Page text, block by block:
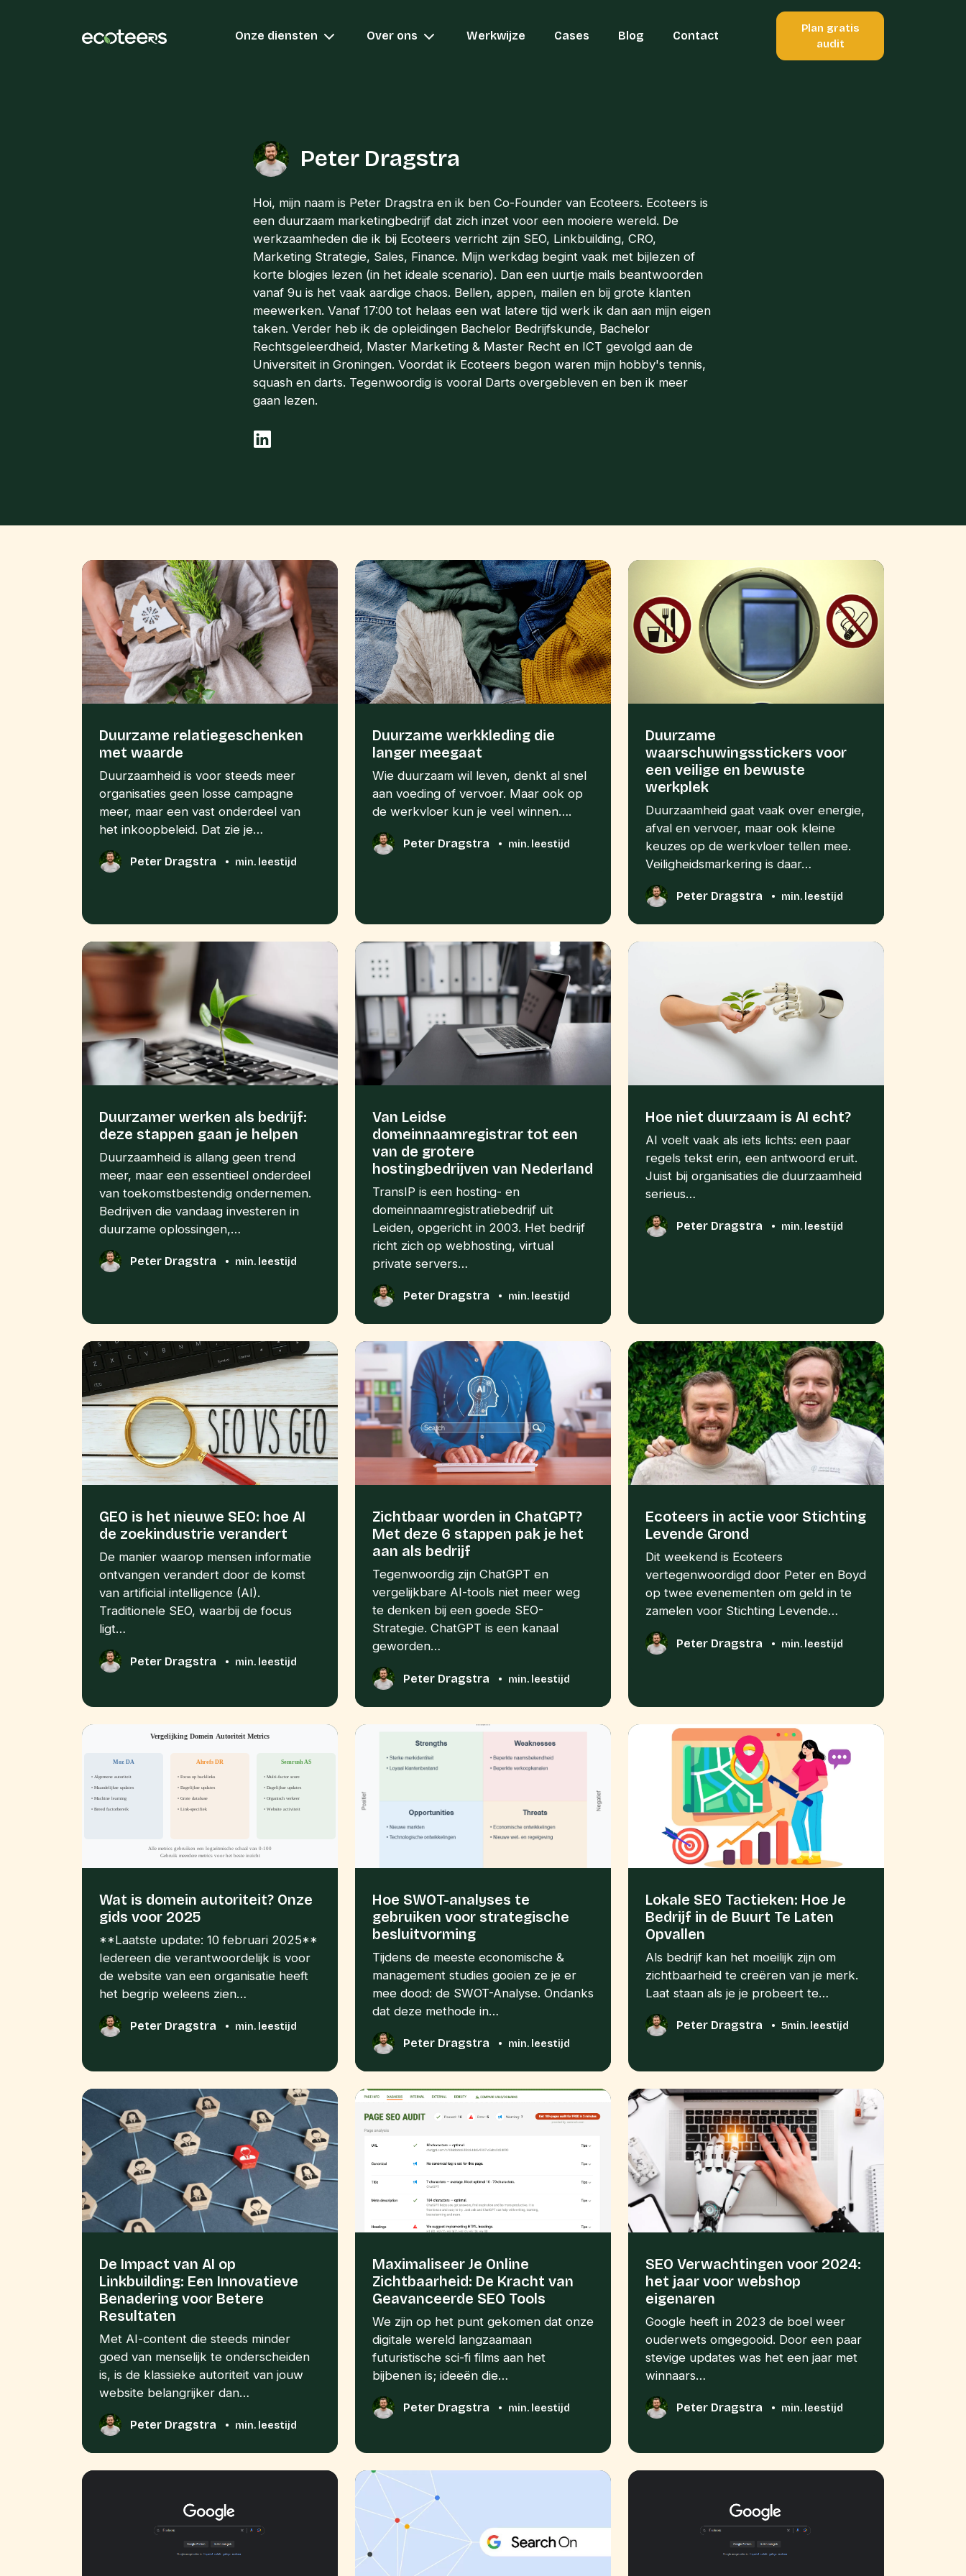
Onze diensten Over ons Werkwijze Cases Blog Contact
Plan gratis
audit
Peter Dragstra
Hoi, mijn naam is Peter Dragstra en ik ben Co-Founder van Ecoteers. Ecoteers is
een duurzaam marketingbedrijf dat zich inzet voor een mooiere wereld. De
werkzaamheden die ik bij Ecoteers verricht zijn SEO, Linkbuilding, CRO,
Marketing Strategie, Sales, Finance. Mijn werkdag begint vaak met bijlezen of
korte blogjes lezen (in het ideale scenario). Dan een uurtje mails beantwoorden
vanaf 9u is het vaak aardige chaos. Bellen, appen, mailen en bij grote klanten
meewerken. Vanaf 17:00 tot helaas een wat latere tijd werk ik dan aan mijn eigen
taken. Verder heb ik de opleidingen Bachelor Bedrijfskunde, Bachelor
Rechtsgeleerdheid, Master Marketing & Master Recht en ICT gevolgd aan de
Universiteit in Groningen. Voordat ik Ecoteers begon waren mijn hobby's tennis,
squash en darts. Tegenwoordig is vooral Darts overgebleven en ben ik meer
gaan lezen.
Duurzame relatiegeschenken
met waarde
Duurzaamheid is voor steeds meer
organisaties geen losse campagne
meer, maar een vast onderdeel van
het inkoopbeleid. Dat zie je…
Peter Dragstra • min. leestijd
Duurzame werkkleding die
langer meegaat
Wie duurzaam wil leven, denkt al snel
aan voeding of vervoer. Maar ook op
de werkvloer kun je veel winnen….
Peter Dragstra • min. leestijd
Duurzame
waarschuwingsstickers voor
een veilige en bewuste
werkplek
Duurzaamheid gaat vaak over energie,
afval en vervoer, maar ook kleine
keuzes op de werkvloer tellen mee.
Veiligheidsmarkering is daar…
Peter Dragstra • min. leestijd
Duurzamer werken als bedrijf:
deze stappen gaan je helpen
Duurzaamheid is allang geen trend
meer, maar een essentieel onderdeel
van toekomstbestendig ondernemen.
Bedrijven die vandaag investeren in
duurzame oplossingen,…
Peter Dragstra • min. leestijd
Van Leidse
domeinnaamregistrar tot een
van de grotere
hostingbedrijven van Nederland
TransIP is een hosting- en
domeinnaamregistratiebedrijf uit
Leiden, opgericht in 2003. Het bedrijf
richt zich op webhosting, virtual
private servers…
Peter Dragstra • min. leestijd
Hoe niet duurzaam is AI echt?
AI voelt vaak als iets lichts: een paar
regels tekst erin, een antwoord eruit.
Juist bij organisaties die duurzaamheid
serieus…
Peter Dragstra • min. leestijd
GEO is het nieuwe SEO: hoe AI
de zoekindustrie verandert
De manier waarop mensen informatie
ontvangen verandert door de komst
van artificial intelligence (AI).
Traditionele SEO, waarbij de focus
ligt…
Peter Dragstra • min. leestijd
Zichtbaar worden in ChatGPT?
Met deze 6 stappen pak je het
aan als bedrijf
Tegenwoordig zijn ChatGPT en
vergelijkbare AI-tools niet meer weg
te denken bij een goede SEO-
Strategie. ChatGPT is een kanaal
geworden…
Peter Dragstra • min. leestijd
Ecoteers in actie voor Stichting
Levende Grond
Dit weekend is Ecoteers
vertegenwoordigd door Peter en Boyd
op twee evenementen om geld in te
zamelen voor Stichting Levende…
Peter Dragstra • min. leestijd
Wat is domein autoriteit? Onze
gids voor 2025
**Laatste update: 10 februari 2025**
Iedereen die verantwoordelijk is voor
de website van een organisatie heeft
het begrip weleens zien…
Peter Dragstra • min. leestijd
Hoe SWOT-analyses te
gebruiken voor strategische
besluitvorming
Tijdens de meeste economische &
management studies gooien ze je er
mee dood: de SWOT-Analyse. Ondanks
dat deze methode in…
Peter Dragstra • min. leestijd
Lokale SEO Tactieken: Hoe Je
Bedrijf in de Buurt Te Laten
Opvallen
Als bedrijf kan het moeilijk zijn om
zichtbaarheid te creëren van je merk.
Laat staan als je je probeert te…
Peter Dragstra • 5min. leestijd
De Impact van AI op
Linkbuilding: Een Innovatieve
Benadering voor Betere
Resultaten
Met AI-content die steeds minder
goed van menselijk te onderscheiden
is, is de klassieke autoriteit van jouw
website belangrijker dan…
Peter Dragstra • min. leestijd
Maximaliseer Je Online
Zichtbaarheid: De Kracht van
Geavanceerde SEO Tools
We zijn op het punt gekomen dat onze
digitale wereld langzaamaan
futuristische sci-fi films aan het
bijbenen is; ideeën die…
Peter Dragstra • min. leestijd
SEO Verwachtingen voor 2024:
het jaar voor webshop
eigenaren
Google heeft in 2023 de boel weer
ouderwets omgegooid. Door een paar
stevige updates was het een jaar met
winnaars…
Peter Dragstra • min. leestijd